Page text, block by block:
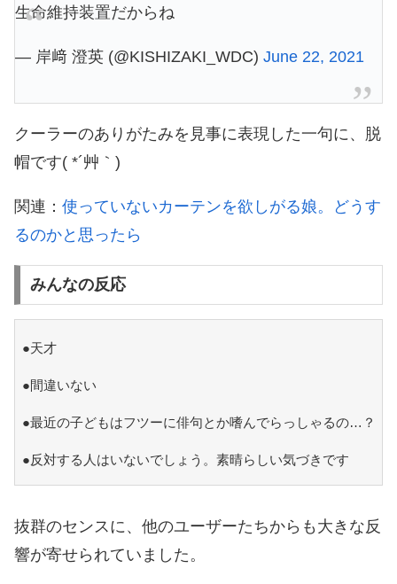
生命維持装置だからね
— 岸﨑 澄英 (@KISHIZAKI_WDC) June 22, 2021
クーラーのありがたみを見事に表現した一句に、脱
帽です( *´艸｀)
関連： 使っていないカーテンを欲しがる娘。どうす
るのかと思ったら
みんなの反応
●天才
●間違いない
●最近の子どもはフツーに俳句とか嗜んでらっしゃるの…？
●反対する人はいないでしょう。素晴らしい気づきです
抜群のセンスに、他のユーザーたちからも大きな反
響が寄せられていました。